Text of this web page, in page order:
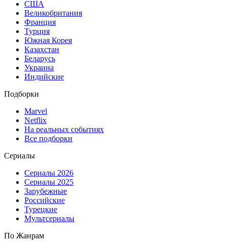
США
Великобритания
Франция
Турция
Южная Корея
Казахстан
Беларусь
Украина
Индийские
Подборки
Marvel
Netflix
На реальных событиях
Все подборки
Сериалы
Сериалы 2026
Сериалы 2025
Зарубежные
Российские
Турецкие
Мультсериалы
По Жанрам